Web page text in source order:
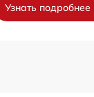
Узнать подробнее